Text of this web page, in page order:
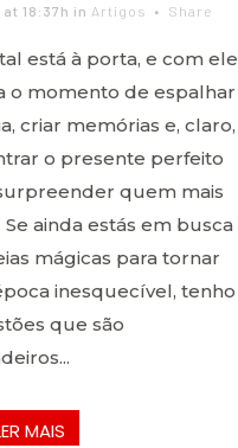
18:37h in Artigos Share
está à porta, e com ele
o momento de espalhar
criar memórias e, claro,
o presente perfeito
quem mais
Se ainda estás em busca
mágicas para tornar
inesquecível, tenho
que são